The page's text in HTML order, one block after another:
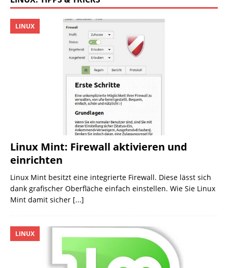
Linux Mint: Firewall aktivieren und
einrichten
LINUX
Linux Mint besitzt eine integrierte Firewall. Diese lässt sich
dank grafischer Oberfläche einfach einstellen. Wie Sie Linux
Mint damit sicher [...]
LINUX